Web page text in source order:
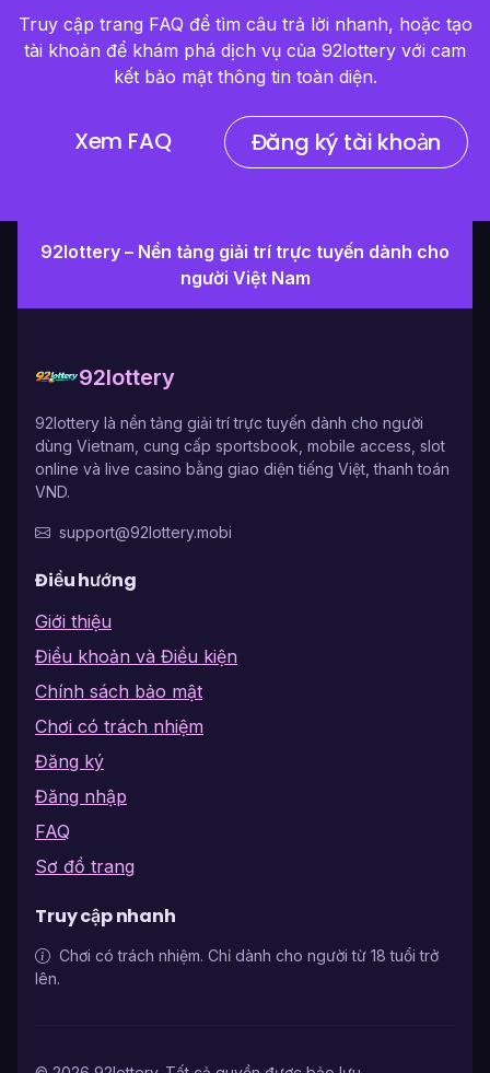
Truy cập trang FAQ để tìm câu trả lời nhanh, hoặc tạo
tài khoản để khám phá dịch vụ của 92lottery với cam
kết bảo mật thông tin toàn diện.
Xem FAQ Đăng ký tài khoản
92lottery – Nền tảng giải trí trực tuyến dành cho
người Việt Nam
92lottery
92lottery là nền tảng giải trí trực tuyến dành cho người
dùng Vietnam, cung cấp sportsbook, mobile access, slot
online và live casino bằng giao diện tiếng Việt, thanh toán
VND.
support@92lottery.mobi
Điều hướng
Giới thiệu
Điều khoản và Điều kiện
Chính sách bảo mật
Chơi có trách nhiệm
Đăng ký
Đăng nhập
FAQ
Sơ đồ trang
Truy cập nhanh
Chơi có trách nhiệm. Chỉ dành cho người từ 18 tuổi trở
lên.